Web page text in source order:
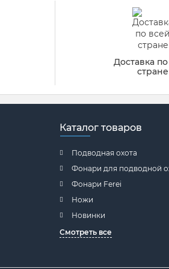
Доставка
стране
Каталог товаров
Подводная охота
Фонари для подводной
Фонари Ferei
Ножи
Новинки
Смотреть все